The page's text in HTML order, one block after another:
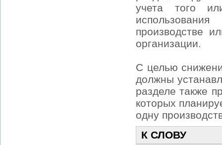
учета того
производстве
организации.
С целью
должны
разделе также
которых
одну
К СЛОВУ